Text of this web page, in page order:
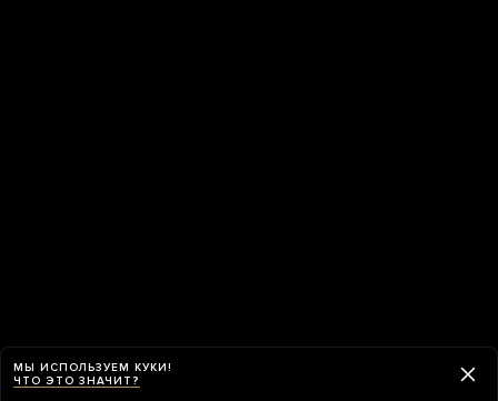
МЫ ИСПОЛЬЗУЕМ КУКИ!
ЧТО ЭТО ЗНАЧИТ?